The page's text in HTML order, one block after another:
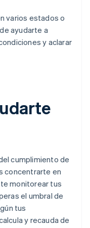
varios estados o
ayudarte a
y aclarar
cumplimiento de
concentrarte en
monitorear tus
el umbral de
tus
y recauda de